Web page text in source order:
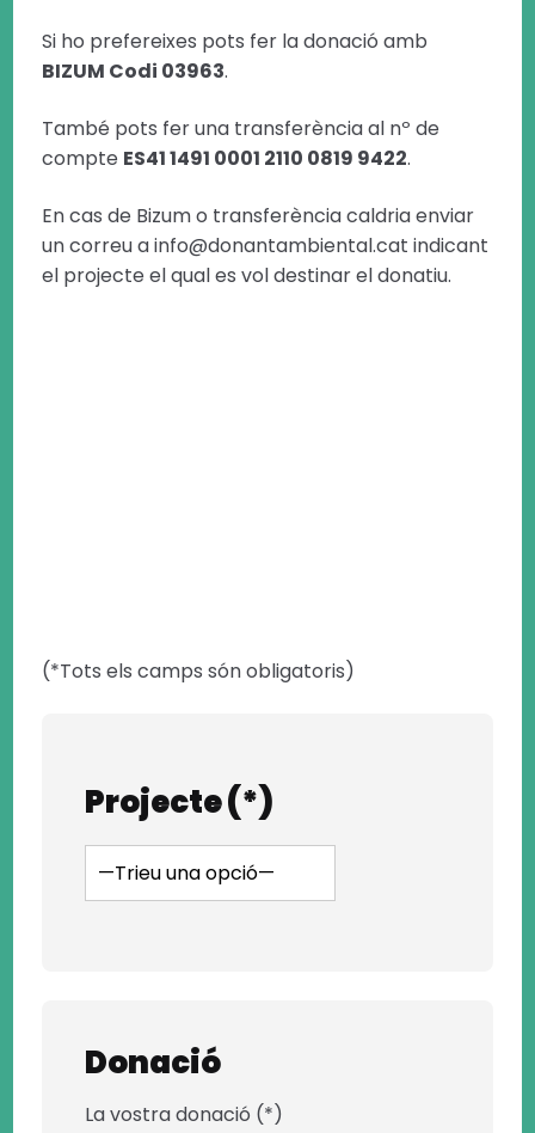
Si ho prefereixes pots fer la donació amb
BIZUM Codi 03963.
També pots fer una transferència al nº de
compte ES41 1491 0001 2110 0819 9422.
En cas de Bizum o transferència caldria enviar
un correu a info@donantambiental.cat indicant
el projecte el qual es vol destinar el donatiu.
(*Tots els camps són obligatoris)
Projecte (*)
Donació
La vostra donació (*)